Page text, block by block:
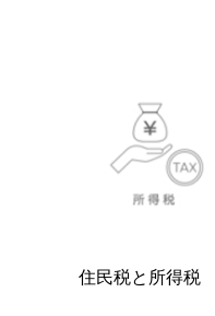
住民税と所得税